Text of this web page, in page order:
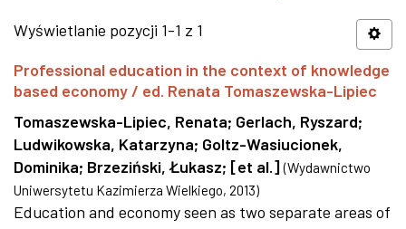
Wyświetlanie pozycji 1-1 z 1
Professional education in the context of knowledge
based economy / ed. Renata Tomaszewska-Lipiec
Tomaszewska-Lipiec, Renata; Gerlach, Ryszard;
Ludwikowska, Katarzyna; Goltz-Wasiucionek,
Dominika; Brzeziński, Łukasz; [et al.] (Wydawnictwo
Uniwersytetu Kazimierza Wielkiego, 2013)
Education and economy seen as two separate areas of